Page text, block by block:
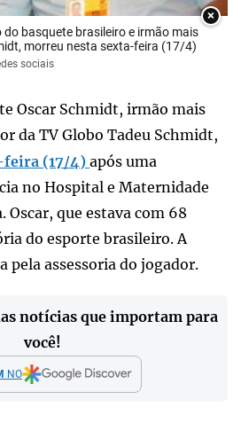
×
do basquete brasileiro e irmão mais
morreu nesta sexta-feira (17/4)
sociais
Oscar Schmidt, irmão mais
da TV Globo Tadeu Schmidt,
feira (17/4) após uma
no Hospital e Maternidade
Oscar, que estava com 68
do esporte brasileiro. A
assessoria do jogador.
notícias que importam para
você!
NO